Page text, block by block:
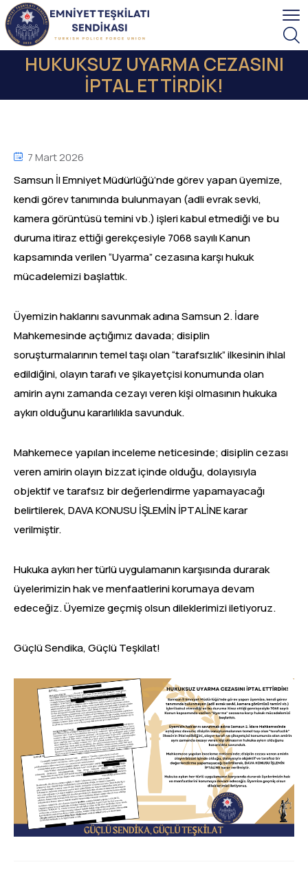
HUKUKSUZ UYARMA CEZASINI
İPTAL ETTİRDİK!
7 Mart 2026
Samsun İl Emniyet Müdürlüğü’nde görev yapan üyemize,
kendi görev tanımında bulunmayan (adli evrak sevki,
kamera görüntüsü temini vb.) işleri kabul etmediği ve bu
duruma itiraz ettiği gerekçesiyle 7068 sayılı Kanun
kapsamında verilen “Uyarma” cezasına karşı hukuk
mücadelemizi başlattık.
Üyemizin haklarını savunmak adına Samsun 2. İdare
Mahkemesinde açtığımız davada; disiplin
soruşturmalarının temel taşı olan “tarafsızlık” ilkesinin ihlal
edildiğini, olayın tarafı ve şikayetçisi konumunda olan
amirin aynı zamanda cezayı veren kişi olmasının hukuka
aykırı olduğunu kararlılıkla savunduk.
Mahkemece yapılan inceleme neticesinde; disiplin cezası
veren amirin olayın bizzat içinde olduğu, dolayısıyla
objektif ve tarafsız bir değerlendirme yapamayacağı
belirtilerek, DAVA KONUSU İŞLEMİN İPTALİNE karar
verilmiştir.
Hukuka aykırı her türlü uygulamanın karşısında durarak
üyelerimizin hak ve menfaatlerini korumaya devam
edeceğiz. Üyemize geçmiş olsun dileklerimizi iletiyoruz.
Güçlü Sendika, Güçlü Teşkilat!